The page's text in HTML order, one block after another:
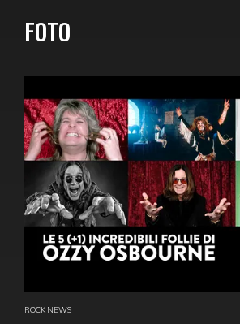
FOTO
ROCK NEWS